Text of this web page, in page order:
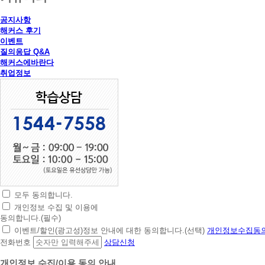
공지사항
해커스 후기
이벤트
질의응답 Q&A
해커스에바란다
취업정보
초
간
편
상
담
모두 동의합니다.
개인정보 수집 및 이용에
동의합니다.(필수)
이벤트/할인(광고성)정보 안내에 대한 동의합니다.(선택) 개인정보수집동
전화번호
상담신청